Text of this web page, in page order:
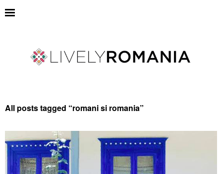
All posts tagged “romani si romania”